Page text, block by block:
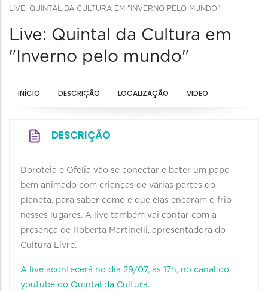
LIVE: QUINTAL DA CULTURA EM "INVERNO PELO MUNDO"
Live: Quintal da Cultura em
"Inverno pelo mundo"
INÍCIO DESCRIÇÃO LOCALIZAÇÃO VIDEO
DESCRIÇÃO
Doroteia e Ofélia vão se conectar e bater um papo
bem animado com crianças de várias partes do
planeta, para saber como é que elas encaram o frio
nesses lugares. A live também vai contar com a
presença de Roberta Martinelli, apresentadora do
Cultura Livre.
A live acontecerá no dia 29/07, às 17h, no canal do
youtube do Quintal da Cultura.